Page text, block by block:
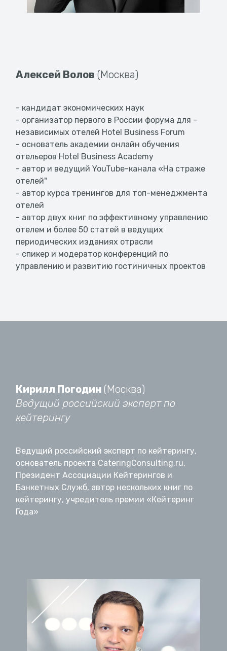
Алексей Волов (Москва)
- кандидат экономических наук
- организатор первого в России форума для -
независимых отелей Hotel Business Forum
- основатель академии онлайн обучения
отельеров Hotel Business Academy
- автор и ведущий YouTube-канала «На страже
отелей"
- автор курса тренингов для топ-менеджмента
отелей
- автор двух книг по эффективному управлению
отелем и более 50 статей в ведущих
периодических изданиях отрасли
- спикер и модератор конференций по
управлению и развитию гостиничных проектов
Кирилл Погодин (Москва)
Ведущий российский эксперт по
кейтерингу
Ведущий российский эксперт по кейтерингу,
основатель проекта CateringConsulting.ru,
Президент Ассоциации Кейтерингов и
Банкетных Служб, автор нескольких книг по
кейтерингу, учредитель премии «Кейтеринг
Года»